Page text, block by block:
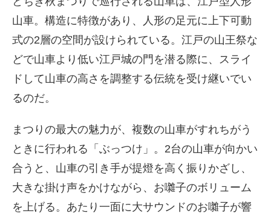
山車。構造に特徴があり、人形の足元に上下可動
式の2層の空間が設けられている。江戸の山王祭な
どで山車より低い江戸城の門を潜る際に、スライ
ドして山車の高さを調整する伝統を受け継いでい
るのだ。
まつりの最大の魅力が、複数の山車がすれちがう
ときに行われる「ぶっつけ」。2台の山車が向かい
合うと、山車の引き手が提燈を高く振りかざし、
大きな掛け声をかけながら、お囃子のボリューム
を上げる。あたり一面に大サウンドのお囃子が響